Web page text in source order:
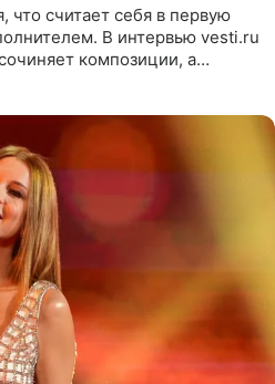
что считает себя в первую
В интервью vesti.ru
композиции, а